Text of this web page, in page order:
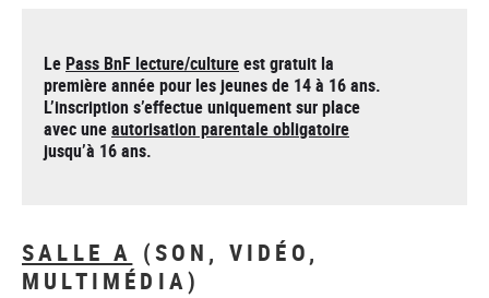
Le Pass BnF lecture/cultureest gratuit la
première année pour les jeunes de 14 à 16 ans.
L’inscription s’effectue uniquement sur place
avec uneautorisation parentale obligatoire
jusqu’à 16 ans.
SALLE A (SON, VIDÉO,
MULTIMÉDIA)